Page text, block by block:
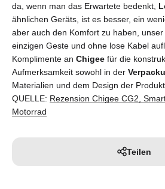
da, wenn man das Erwartete bedenkt,
ähnlichen Geräts, ist es besser, ein
aber auch den Komfort zu haben,
einzigen Geste und ohne lose Kabel
Komplimente an Chigee für die
Aufmerksamkeit sowohl in der
Materialien und dem Design der
QUELLE: Rezension Chigee CG2,
Motorrad
Teilen